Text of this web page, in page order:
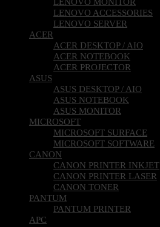
LENOVO ACCESSORIES
LENOVO SERVER
ACER
ACER DESKTOP / AIO
ACER NOTEBOOK
ACER PROJECTOR
ASUS
ASUS DESKTOP / AIO
ASUS NOTEBOOK
ASUS MONITOR
MICROSOFT
MICROSOFT SURFACE
MICROSOFT SOFTWARE
CANON
CANON PRINTER INKJET
CANON PRINTER LASER
CANON TONER
PANTUM
PANTUM PRINTER
APC